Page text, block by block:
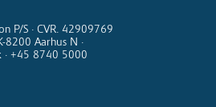
P/S · CVR. 42909769
8200 Aarhus N ·
· +45 8740 5000